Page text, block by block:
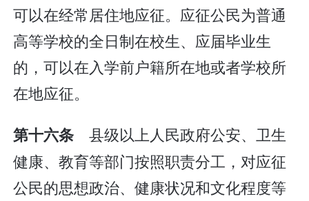
可以在经常居住地应征。应征公民为普通
高等学校的全日制在校生、应届毕业生
的，可以在入学前户籍所在地或者学校所
在地应征。
第十六条 县级以上人民政府公安、卫生
健康、教育等部门按照职责分工，对应征
公民的思想政治、健康状况和文化程度等